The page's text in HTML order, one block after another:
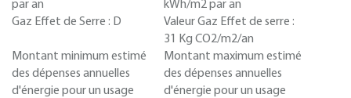
par an
kWh/m2 par an
Gaz Effet de Serre : D
Valeur Gaz Effet de serre :
31 Kg CO2/m2/an
Montant minimum estimé
des dépenses annuelles
d'énergie pour un usage
Montant maximum estimé
des dépenses annuelles
d'énergie pour un usage